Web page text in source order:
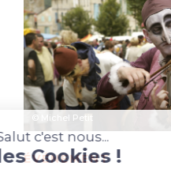
© Michel Petit
ÉVÉNEMENT
Salut c'est nous...
les Cookies !